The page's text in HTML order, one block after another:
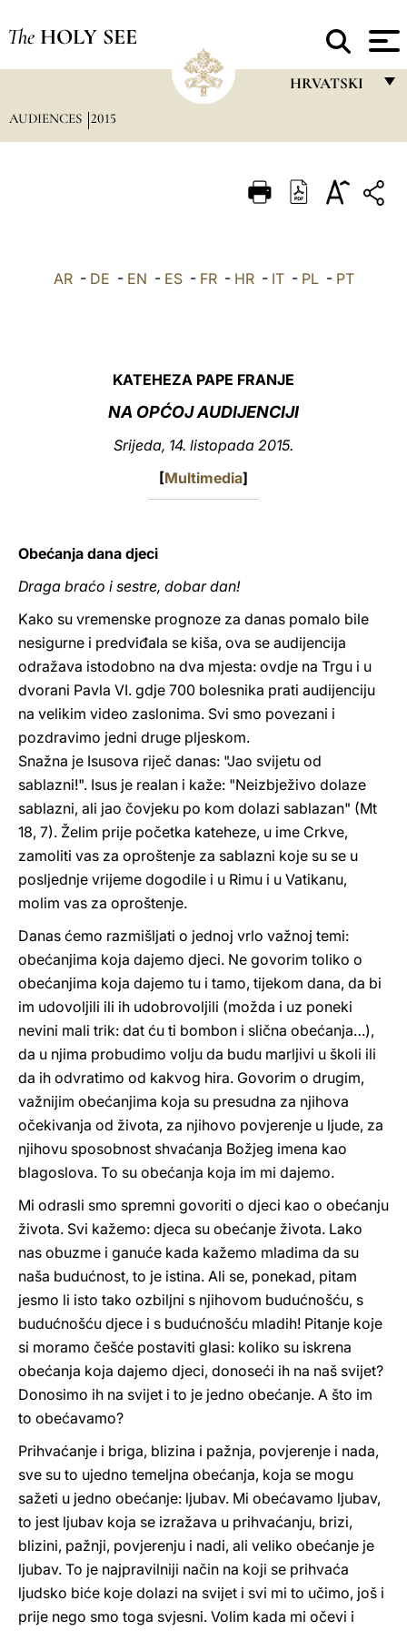
The HOLY SEE
HRVATSKI
ITALIANO
中文
LATINE
AUDIENCES 2015
AR- DE - EN - ES- FR- HR- IT- PL- PT
KATEHEZA PAPE FRANJE
NA OPĆOJ AUDIJENCIJI
Srijeda, 14. listopada 2015.
[Multimedia]
Obećanja dana djeci
Draga braćo i sestre, dobar dan!
Kako su vremenske prognoze za danas pomalo bile
nesigurne i predviđala se kiša, ova se audijencija
odražava istodobno na dva mjesta: ovdje na Trgu i u
dvorani Pavla VI. gdje 700 bolesnika prati audijenciju
na velikim video zaslonima. Svi smo povezani i
pozdravimo jedni druge pljeskom.
Snažna je Isusova riječ danas: "Jao svijetu od
sablazni!". Isus je realan i kaže: "Neizbježivo dolaze
sablazni, ali jao čovjeku po kom dolazi sablazan" (Mt
18, 7). Želim prije početka kateheze, u ime Crkve,
zamoliti vas za oproštenje za sablazni koje su se u
posljednje vrijeme dogodile i u Rimu i u Vatikanu,
molim vas za oproštenje.
Danas ćemo razmišljati o jednoj vrlo važnoj temi:
obećanjima koja dajemo djeci. Ne govorim toliko o
obećanjima koja dajemo tu i tamo, tijekom dana, da bi
im udovoljili ili ih udobrovoljili (možda i uz poneki
nevini mali trik: dat ću ti bombon i slična obećanja…),
da u njima probudimo volju da budu marljivi u školi ili
da ih odvratimo od kakvog hira. Govorim o drugim,
važnijim obećanjima koja su presudna za njihova
očekivanja od života, za njihovo povjerenje u ljude, za
njihovu sposobnost shvaćanja Božjeg imena kao
blagoslova. To su obećanja koja im mi dajemo.
Mi odrasli smo spremni govoriti o djeci kao o obećanju
života. Svi kažemo: djeca su obećanje života. Lako
nas obuzme i ganuće kada kažemo mladima da su
naša budućnost, to je istina. Ali se, ponekad, pitam
jesmo li isto tako ozbiljni s njihovom budućnošću, s
budućnošću djece i s budućnošću mladih! Pitanje koje
si moramo češće postaviti glasi: koliko su iskrena
obećanja koja dajemo djeci, donoseći ih na naš svijet?
Donosimo ih na svijet i to je jedno obećanje. A što im
to obećavamo?
Prihvaćanje i briga, blizina i pažnja, povjerenje i nada,
sve su to ujedno temeljna obećanja, koja se mogu
sažeti u jedno obećanje: ljubav. Mi obećavamo ljubav,
to jest ljubav koja se izražava u prihvaćanju, brizi,
blizini, pažnji, povjerenju i nadi, ali veliko obećanje je
ljubav. To je najpravilniji način na koji se prihvaća
ljudsko biće koje dolazi na svijet i svi mi to učimo, još i
prije nego smo toga svjesni. Volim kada mi očevi i